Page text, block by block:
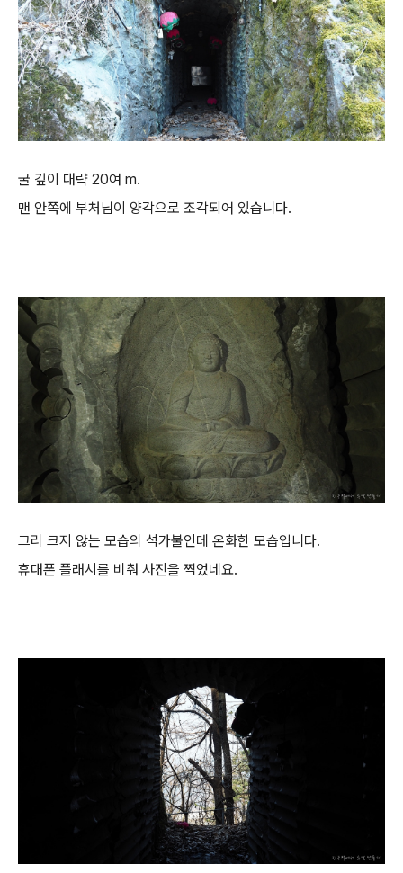
굴 깊이 대략 20여 m.
맨 안쪽에 부처님이 양각으로 조각되어 있습니다.
그리 크지 않는 모습의 석가불인데 온화한 모습입니다.
휴대폰 플래시를 비춰 사진을 찍었네요.